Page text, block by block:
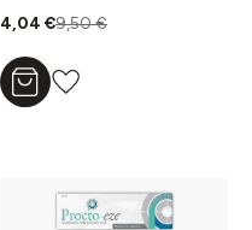
4,04 €9,50 €
Aggiungi al carrello